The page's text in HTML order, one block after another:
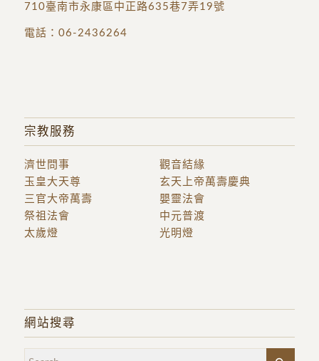
710臺南市永康區中正路635巷7弄19號
電話： 06-2436264
宗教服務
濟世問事
觀音結緣
玉皇大天尊
三官大帝萬壽
玄天上帝萬壽慶典
嬰靈法會
祭祖法會
中元普渡
太歲燈
光明燈
網站搜尋